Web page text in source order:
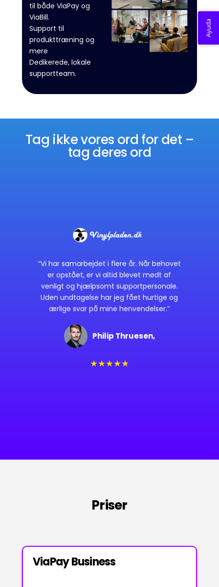
til både ViaPay og
ViaBill.
Support til
produkttræning og
mere
Dedikerede, lokale
supportteam.
Tag ikke vores ord for det –
tag deres ord
“Vi har samarbejdet i flere år. Når behovet
er opstået, er vi altid blevet mødt af
venligt og hjælpsomt supportpersonale.
Uden undtagelse har jeg fået hurtige og
ærlige svar på mine henvendelser.”
Philip Thruesen
Priser
ViaPay Business
Ayuda